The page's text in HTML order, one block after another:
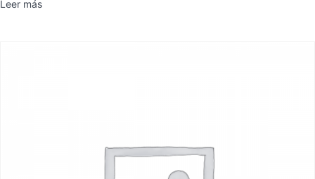
Leer más